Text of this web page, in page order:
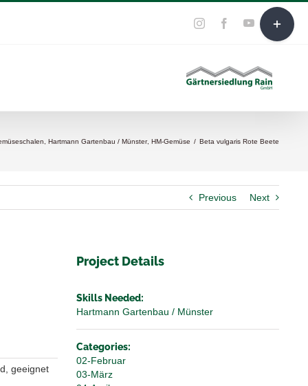
InstagramFacebookYouTube
E-
Mail
Hartmann Gartenbau / Münster, HM-Gemüse / Beta vulgaris Rote Beete
Previous Next
geeignet
Project Details
Skills Needed:
Hartmann Gartenbau / Münster
Categories:
02-Februar
03-März
Toggle
Sliding
Area